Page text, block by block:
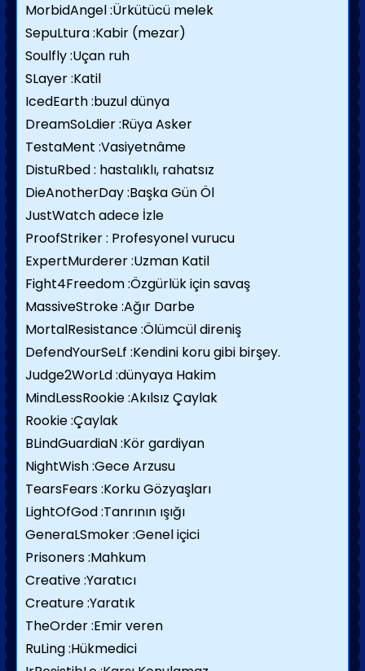
MorbidAngel :Ürkütücü melek
SepuLtura :Kabir (mezar)
Soulfly :Uçan ruh
SLayer :Katil
IcedEarth :buzul dünya
DreamSoLdier :Rüya Asker
TestaMent :Vasiyetnâme
DistuRbed : hastalıklı, rahatsız
DieAnotherDay :Başka Gün Öl
JustWatch adece İzle
ProofStriker : Profesyonel vurucu
ExpertMurderer :Uzman Katil
Fight4Freedom :Özgürlük için savaş
MassiveStroke :Ağır Darbe
MortalResistance :Ölümcül direniş
DefendYourSeLf :Kendini koru gibi birşey.
Judge2WorLd :dünyaya Hakim
MindLessRookie :Akılsız Çaylak
Rookie :Çaylak
BLindGuardiaN :Kör gardiyan
NightWish :Gece Arzusu
TearsFears :Korku Gözyaşları
LightOfGod :Tanrının ışığı
GeneraLSmoker :Genel içici
Prisoners :Mahkum
Creative :Yaratıcı
Creature :Yaratık
TheOrder :Emir veren
RuLing :Hükmedici